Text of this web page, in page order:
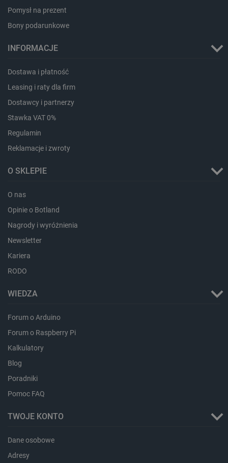
Pomysł na prezent
Bony podarunkowe
INFORMACJE
Dostawa i płatność
Leasing i raty dla firm
Dostawcy i partnerzy
Stawka VAT 0%
Regulamin
Reklamacje i zwroty
O SKLEPIE
O nas
Opinie o Botland
Nagrody i wyróżnienia
Newsletter
Kariera
RODO
WIEDZA
Forum o Arduino
Forum o Raspberry Pi
Kalkulatory
Blog
Poradniki
Pomoc FAQ
TWOJE KONTO
Dane osobowe
Adresy
isListDisplay
_lb_ccc